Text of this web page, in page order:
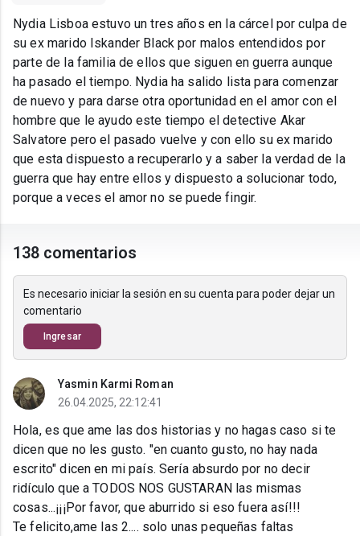
Nydia Lisboa estuvo un tres años en la cárcel por culpa de
su ex marido Iskander Black por malos entendidos por
parte de la familia de ellos que siguen en guerra aunque
ha pasado el tiempo. Nydia ha salido lista para comenzar
de nuevo y para darse otra oportunidad en el amor con el
hombre que le ayudo este tiempo el detective Akar
Salvatore pero el pasado vuelve y con ello su ex marido
que esta dispuesto a recuperarlo y a saber la verdad de la
guerra que hay entre ellos y dispuesto a solucionar todo,
porque a veces el amor no se puede fingir.
138 comentarios
Es necesario iniciar la sesión en su cuenta para poder dejar un
comentario
Ingresar
Yasmin Karmi Roman
26.04.2025, 22:12:41
Hola, es que ame las dos historias y no hagas caso si te
dicen que no les gusto. "en cuanto gusto, no hay nada
escrito" dicen en mi país. Sería absurdo por no decir
ridículo que a TODOS NOS GUSTARAN las mismas
cosas...¡¡¡Por favor, que aburrido si eso fuera así!!!
Te felicito,ame las 2.... solo unas pequeñas faltas